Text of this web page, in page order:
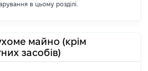
в цьому розділі.
майно (крім
засобів)